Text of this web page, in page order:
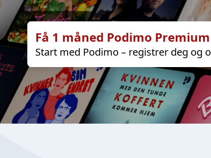
Få 1 måned Podimo
Start med Podimo – registrer deg og